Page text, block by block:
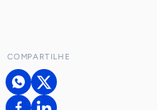
COMPARTILHE